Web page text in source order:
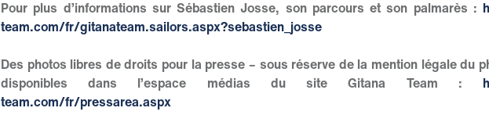
Pour plus d’informations sur Sébastien Josse, son parcours et son palmarès :
team.com/fr/gitanateam.sailors.aspx?sebastien_josse
Des photos libres de droits pour la presse – sous réserve de la mention légale du
disponibles dans l’espace médias du site Gitana Team :
team.com/fr/pressarea.aspx